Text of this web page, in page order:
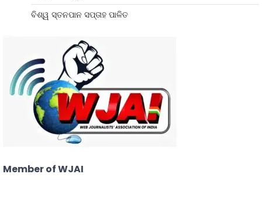
ବିଶ୍ୱ ସ୍ତନପାନ ସପ୍ତାହ ପାଳିତ
Member of WJAI